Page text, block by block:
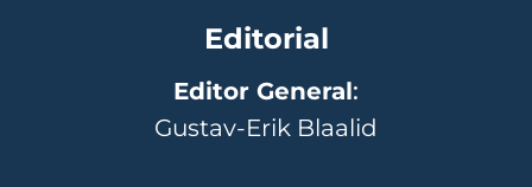
Editorial
Editor General:
Gustav-Erik Blaalid